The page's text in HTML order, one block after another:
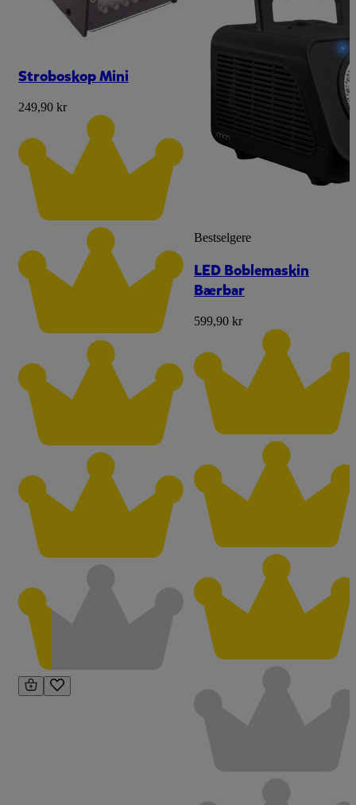
Stroboskop Mini
249,90 kr
Bestselgere
LED Boblemaskin
Bærbar
599,90 kr